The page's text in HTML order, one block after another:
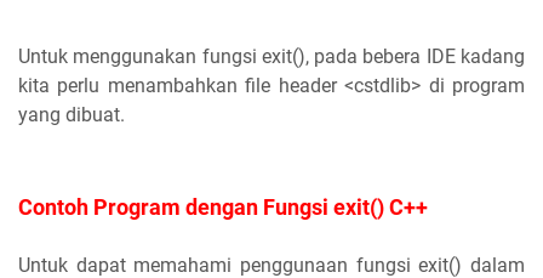
Untuk menggunakan fungsi exit(), pada bebera IDE kadang
kita perlu menambahkan file header <cstdlib> di program
yang dibuat.
Contoh Program dengan Fungsi exit() C++
Untuk dapat memahami penggunaan fungsi exit() dalam